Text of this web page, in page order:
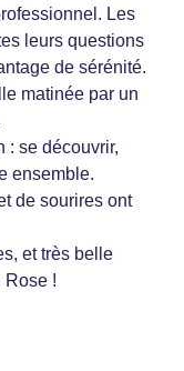
Les
leurs questions
de sérénité.
matinée par un
: se découvrir,
ensemble.
de sourires ont
et très belle
Rose !